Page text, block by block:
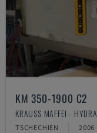
KM 350-1900 C2
KRAUSS MAFFEI -
TSCHECHIEN 2006